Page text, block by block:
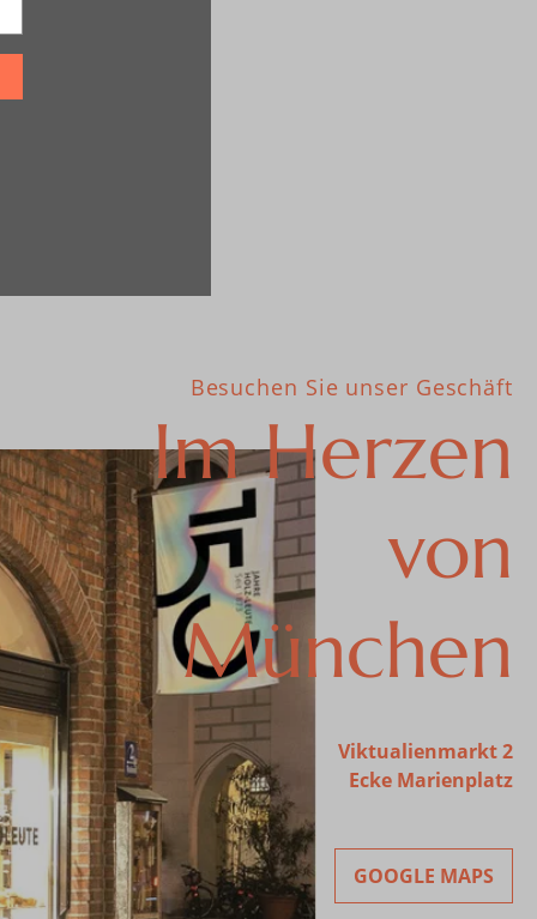
Besuchen Sie unser Geschäft
Im Herzen
von
München
Viktualienmarkt 2
Ecke Marienplatz
GOOGLE MAPS